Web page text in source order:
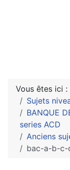
Vous êtes ici :
Sujets
BANQUE
series ACD
Anciens
bac-a-b-c-